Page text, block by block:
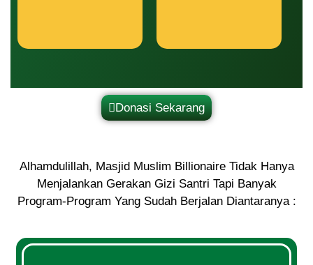
Donasi Sekarang
Alhamdulillah, Masjid Muslim Billionaire Tidak Hanya
Menjalankan Gerakan Gizi Santri Tapi Banyak
Program-Program Yang Sudah Berjalan Diantaranya :